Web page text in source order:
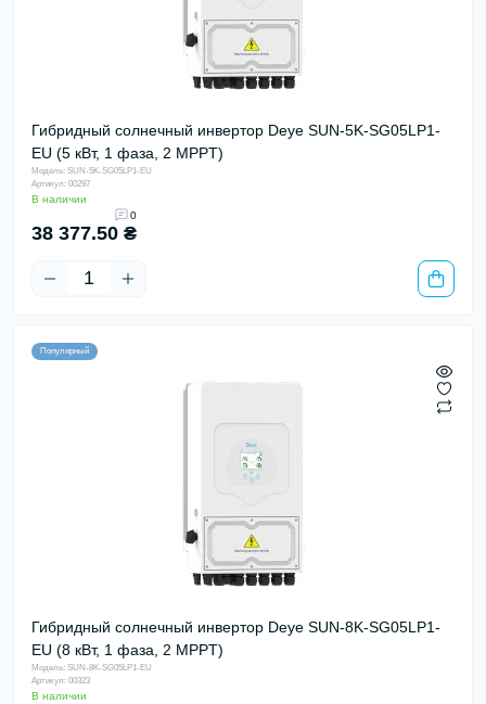
Гибридный солнечный инвертор Deye SUN-5K-SG05LP1-
EU (5 кВт, 1 фаза, 2 MPPT)
Модель: SUN-5K-SG05LP1-EU
Артикул: 00297
В наличии
0
38 377.50 ₴
Популярный
Гибридный солнечный инвертор Deye SUN-8K-SG05LP1-
EU (8 кВт, 1 фаза, 2 MPPT)
Модель: SUN-8K-SG05LP1-EU
Артикул: 00323
В наличии